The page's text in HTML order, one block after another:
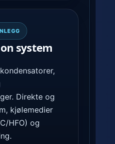
system
Direkte og
kjølemedier
HFO) og